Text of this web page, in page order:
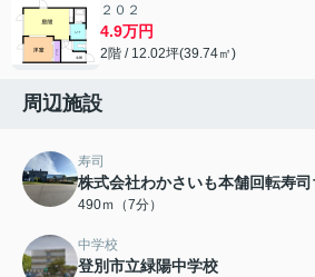
２０２
4.9万円
2階 / 12.02坪(39.74㎡)
周辺施設
寿司
株式会社わかさいも本舗回転寿
490ｍ（7分）
中学校
登別市立緑陽中学校